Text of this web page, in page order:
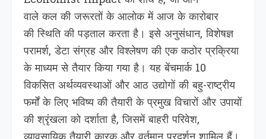
वाले कल की जरूरतों के आलोक में आज के कारोबार
की स्थिति की पड़ताल करता है। इसे अनुसंधान, विशेषज्ञ
परामर्श, डेटा संग्रह और विश्लेषण की एक कठोर प्रक्रिया
के माध्यम से तैयार किया गया है। य‍ह बेंचमार्क 10
विकसित अर्थव्यवस्थाओं और आठ उद्योगों की बहु-राष्ट्रीय
फर्मों के लिए भविष्य की तैयारी के प्रमुख विचारों और उपायों
की श्रृंखला को दर्शाता है, जिसमें बाहरी पर‍िवेश,